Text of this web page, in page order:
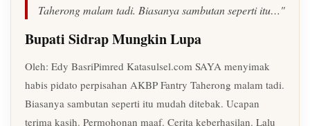
Taherong malam tadi. Biasanya sambutan seperti itu…"
Bupati Sidrap Mungkin Lupa
Oleh: Edy BasriPimred Katasulsel.com SAYA menyimak
habis pidato perpisahan AKBP Fantry Taherong malam tadi.
Biasanya sambutan seperti itu mudah ditebak. Ucapan
terima kasih. Permohonan maaf. Cerita keberhasilan. Lalu